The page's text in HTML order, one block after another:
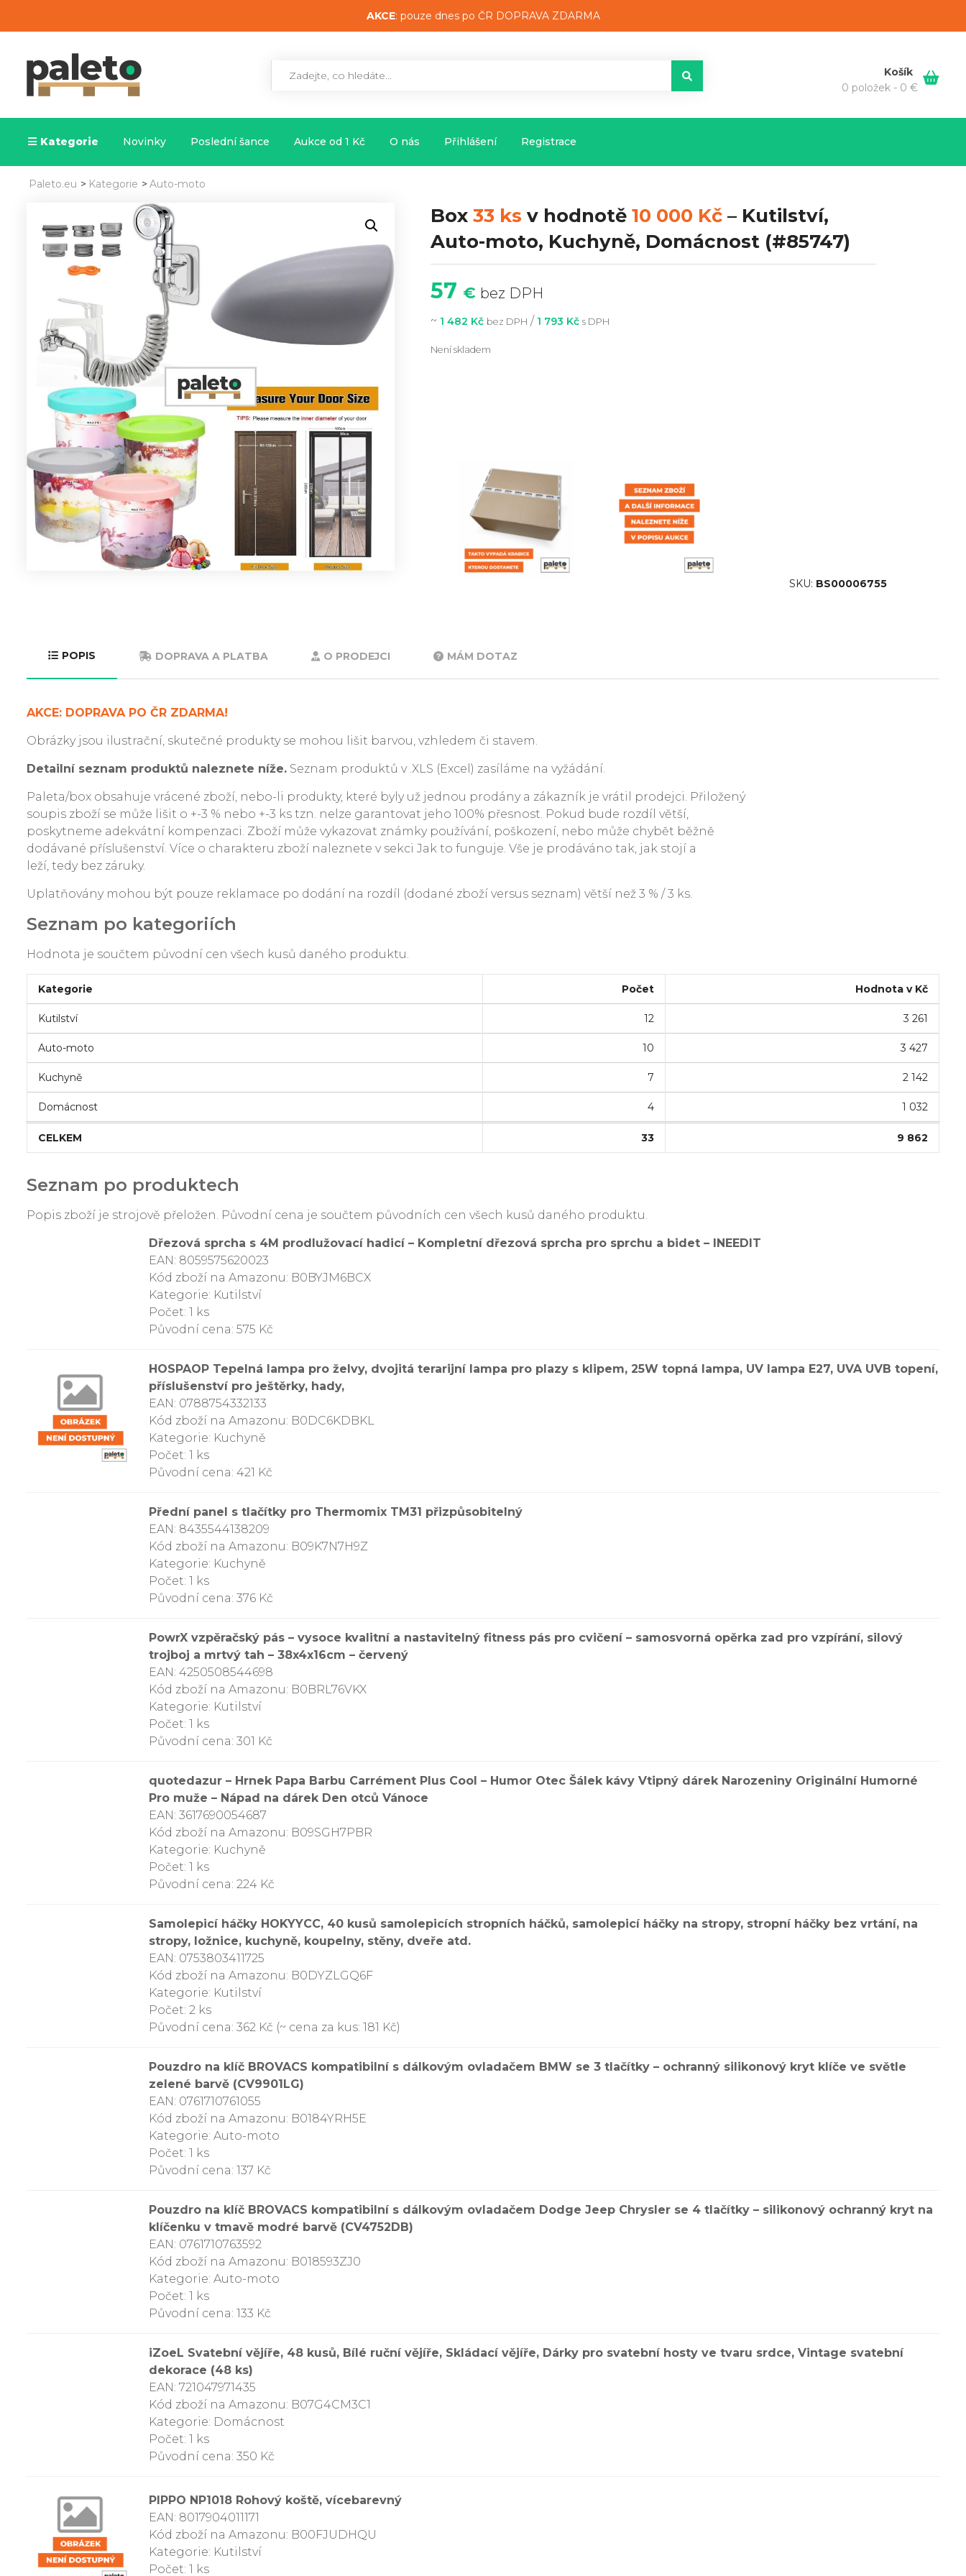
AKCE: pouze dnes po ČR DOPRAVA ZDARMA
Košík
0 položek - 0 €
Kategorie Novinky Poslední šance Aukce od 1 Kč O nás Přihlášení Registrace
Paleto.eu > Kategorie > Auto-moto
SKU: BS00006755
Box 33 ks v hodnotě 10 000 Kč– Kutilství,
Auto-moto, Kuchyně, Domácnost(#85747)
57 € bez DPH
~ 1 482 Kč bez DPH / 1 793 Kč s DPH
Není skladem
POPIS DOPRAVA A PLATBA O PRODEJCI MÁM DOTAZ
AKCE: DOPRAVA PO ČR ZDARMA!
Obrázky jsou ilustrační, skutečné produkty se mohou lišit barvou, vzhledem či stavem.
Detailní seznam produktů naleznete níže. Seznam produktů v .XLS (Excel) zasíláme na vyžádání.
Paleta/box obsahuje vrácené zboží, nebo-li produkty, které byly už jednou prodány a zákazník je vrátil prodejci. Přiložený
soupis zboží se může lišit o +-3 % nebo +-3 ks tzn. nelze garantovat jeho 100% přesnost. Pokud bude rozdíl větší,
poskytneme adekvátní kompenzaci. Zboží může vykazovat známky používání, poškození, nebo může chybět běžně
dodávané příslušenství. Více o charakteru zboží naleznete v sekci Jak to funguje. Vše je prodáváno tak, jak stojí a
leží, tedy bez záruky.
Uplatňovány mohou být pouze reklamace po dodání na rozdíl (dodané zboží versus seznam) větší než 3 % / 3 ks.
Seznam po kategoriích
Hodnota je součtem původní cen všech kusů daného produktu.
Kategorie Počet Hodnota v Kč
Kutilství 12 3 261
Auto-moto 10 3 427
Kuchyně 7 2 142
Domácnost 4 1 032
CELKEM 33 9 862
Seznam po produktech
Popis zboží je strojově přeložen. Původní cena je součtem původních cen všech kusů daného produktu.
Dřezová sprcha s 4M prodlužovací hadicí – Kompletní dřezová sprcha pro sprchu a bidet – INEEDIT
EAN: 8059575620023
Kód zboží na Amazonu: B0BYJM6BCX
Kategorie: Kutilství
Počet: 1 ks
Původní cena: 575 Kč
HOSPAOP Tepelná lampa pro želvy, dvojitá terarijní lampa pro plazy s klipem, 25W topná lampa, UV lampa E27, UVA UVB topení,
příslušenství pro ještěrky, hady,
EAN: 0788754332133
Kód zboží na Amazonu: B0DC6KDBKL
Kategorie: Kuchyně
Počet: 1 ks
Původní cena: 421 Kč
Přední panel s tlačítky pro Thermomix TM31 přizpůsobitelný
EAN: 8435544138209
Kód zboží na Amazonu: B09K7N7H9Z
Kategorie: Kuchyně
Počet: 1 ks
Původní cena: 376 Kč
PowrX vzpěračský pás – vysoce kvalitní a nastavitelný fitness pás pro cvičení – samosvorná opěrka zad pro vzpírání, silový
trojboj a mrtvý tah – 38x4x16cm – červený
EAN: 4250508544698
Kód zboží na Amazonu: B0BRL76VKX
Kategorie: Kutilství
Počet: 1 ks
Původní cena: 301 Kč
quotedazur – Hrnek Papa Barbu Carrément Plus Cool – Humor Otec Šálek kávy Vtipný dárek Narozeniny Originální Humorné
Pro muže – Nápad na dárek Den otců Vánoce
EAN: 3617690054687
Kód zboží na Amazonu: B09SGH7PBR
Kategorie: Kuchyně
Počet: 1 ks
Původní cena: 224 Kč
Samolepicí háčky HOKYYCC, 40 kusů samolepicích stropních háčků, samolepicí háčky na stropy, stropní háčky bez vrtání, na
stropy, ložnice, kuchyně, koupelny, stěny, dveře atd.
EAN: 0753803411725
Kód zboží na Amazonu: B0DYZLGQ6F
Kategorie: Kutilství
Počet: 2 ks
Původní cena: 362 Kč (~ cena za kus: 181 Kč)
Pouzdro na klíč BROVACS kompatibilní s dálkovým ovladačem BMW se 3 tlačítky – ochranný silikonový kryt klíče ve světle
zelené barvě (CV9901LG)
EAN: 0761710761055
Kód zboží na Amazonu: B0184YRH5E
Kategorie: Auto-moto
Počet: 1 ks
Původní cena: 137 Kč
Pouzdro na klíč BROVACS kompatibilní s dálkovým ovladačem Dodge Jeep Chrysler se 4 tlačítky – silikonový ochranný kryt na
klíčenku v tmavě modré barvě (CV4752DB)
EAN: 0761710763592
Kód zboží na Amazonu: B018593ZJ0
Kategorie: Auto-moto
Počet: 1 ks
Původní cena: 133 Kč
iZoeL Svatební vějíře, 48 kusů, Bílé ruční vějíře, Skládací vějíře, Dárky pro svatební hosty ve tvaru srdce, Vintage svatební
dekorace (48 ks)
EAN: 721047971435
Kód zboží na Amazonu: B07G4CM3C1
Kategorie: Domácnost
Počet: 1 ks
Původní cena: 350 Kč
PIPPO NP1018 Rohový koště, vícebarevný
EAN: 8017904011171
Kód zboží na Amazonu: B00FJUDHQU
Kategorie: Kutilství
Počet: 1 ks